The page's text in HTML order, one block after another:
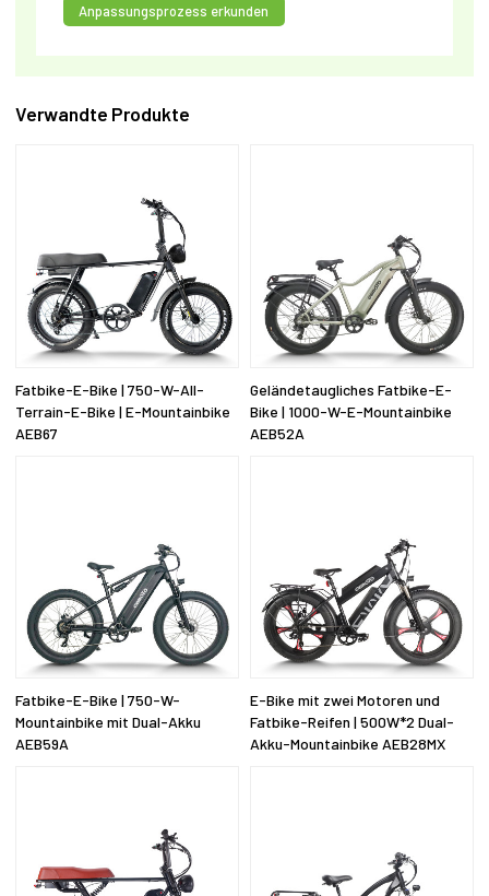
Anpassungsprozess erkunden
Verwandte Produkte
Fatbike-E-Bike | 750-W-All-
Terrain-E-Bike | E-Mountainbike
AEB67
Geländetaugliches Fatbike-E-
Bike | 1000-W-E-Mountainbike
AEB52A
Fatbike-E-Bike | 750-W-
Mountainbike mit Dual-Akku
AEB59A
E-Bike mit zwei Motoren und
Fatbike-Reifen | 500W*2 Dual-
Akku-Mountainbike AEB28MX